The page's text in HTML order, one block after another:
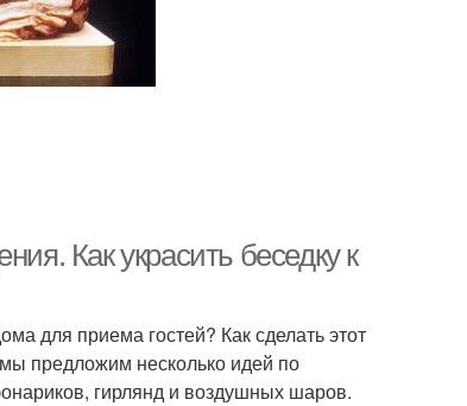
Как украсить беседку к
для приема гостей? Как сделать этот
предложим несколько идей по
гирлянд и воздушных шаров.